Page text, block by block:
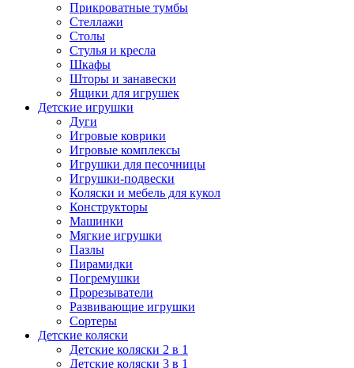
Прикроватные тумбы
Стеллажи
Столы
Стулья и кресла
Шкафы
Шторы и занавески
Ящики для игрушек
Детские игрушки
Дуги
Игровые коврики
Игровые комплексы
Игрушки для песочницы
Игрушки-подвески
Коляски и мебель для кукол
Конструкторы
Машинки
Мягкие игрушки
Пазлы
Пирамидки
Погремушки
Прорезыватели
Развивающие игрушки
Сортеры
Детские коляски
Детские коляски 2 в 1
Детские коляски 3 в 1